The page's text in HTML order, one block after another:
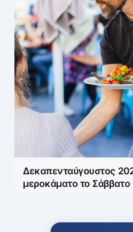
Δεκαπενταύγουστος
μεροκάματο το Σάββατο